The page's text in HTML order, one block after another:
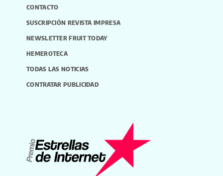
CONTACTO
SUSCRIPCIÓN REVISTA IMPRESA
NEWSLETTER FRUIT TODAY
HEMEROTECA
TODAS LAS NOTICIAS
CONTRATAR PUBLICIDAD